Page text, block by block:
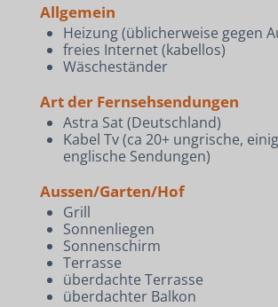
Allgemein
Heizung (üblicherweise gegen
freies Internet (kabellos)
Wäscheständer
Art der Fernsehsendungen
Astra Sat (Deutschland)
Kabel Tv (ca 20+ ungrische,
englische Sendungen)
Aussen/Garten/Hof
Grill
Sonnenliegen
Sonnenschirm
Terrasse
überdachte Terrasse
überdachter Balkon